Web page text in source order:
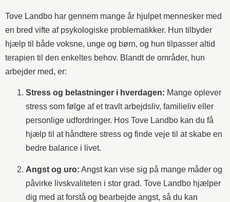
Tove Landbo har gennem mange år hjulpet mennesker med
en bred vifte af psykologiske problematikker. Hun tilbyder
hjælp til både voksne, unge og børn, og hun tilpasser altid
terapien til den enkeltes behov. Blandt de områder, hun
arbejder med, er:
Stress og belastninger i hverdagen: Mange oplever
stress som følge af et travlt arbejdsliv, familieliv eller
personlige udfordringer. Hos Tove Landbo kan du få
hjælp til at håndtere stress og finde veje til at skabe en
bedre balance i livet.
Angst og uro: Angst kan vise sig på mange måder og
påvirke livskvaliteten i stor grad. Tove Landbo hjælper
dig med at forstå og bearbejde angst, så du kan